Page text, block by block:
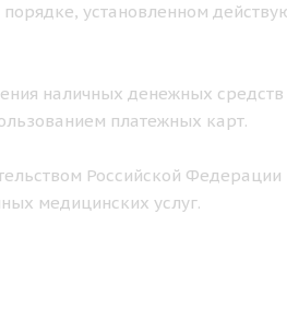
установленном
наличных денежных
платежных карт.
Российской
медицинских услуг.